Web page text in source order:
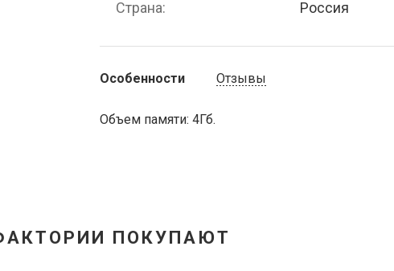
Страна
Россия
Особенности Отзывы
Объем памяти: 4Гб.
ПОКУПАЮТ